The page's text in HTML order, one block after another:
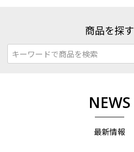
商品を探す
NEWS
最新情報